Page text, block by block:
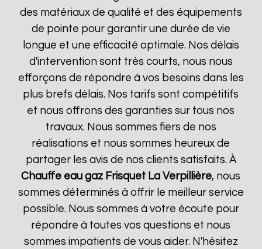
des matériaux de qualité et des équipements
de pointe pour garantir une durée de vie
longue et une efficacité optimale. Nos délais
d'intervention sont très courts, nous nous
efforçons de répondre à vos besoins dans les
plus brefs délais. Nos tarifs sont compétitifs
et nous offrons des garanties sur tous nos
travaux. Nous sommes fiers de nos
réalisations et nous sommes heureux de
partager les avis de nos clients satisfaits. À
Chauffe eau gaz Frisquet La Verpillière, nous
sommes déterminés à offrir le meilleur service
possible. Nous sommes à votre écoute pour
répondre à toutes vos questions et nous
sommes impatients de vous aider. N'hésitez